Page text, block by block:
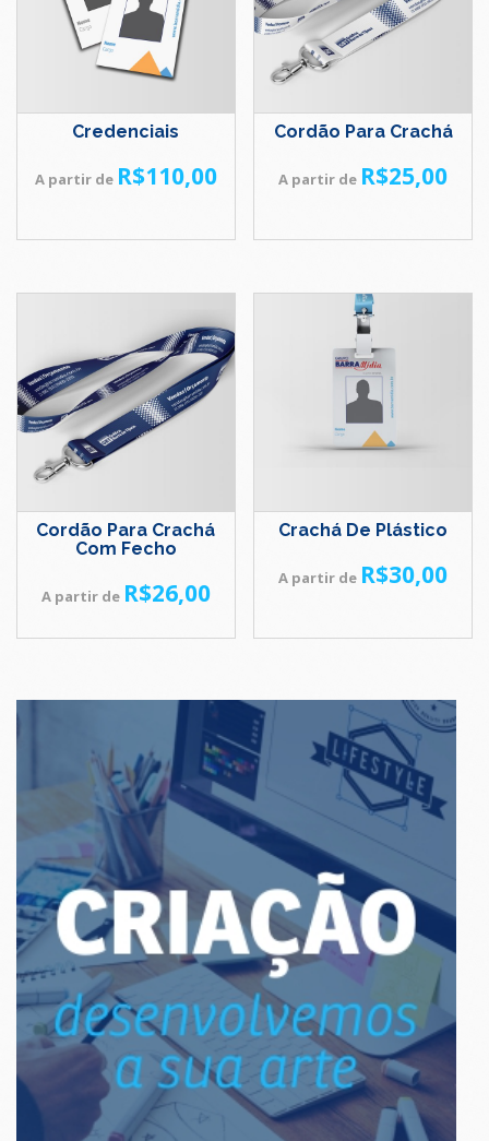
Credenciais
A partir de R$110,00
Cordão Para Crachá
A partir de R$25,00
Cordão Para Crachá
Com Fecho
A partir de R$26,00
Crachá De Plástico
A partir de R$30,00